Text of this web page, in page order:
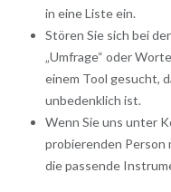
in eine Liste ein.
Stören Sie sich bei
„Umfrage“ oder
einem Tool gesucht,
unbedenklich ist.
Wenn Sie uns unter
probierenden Person
die passende